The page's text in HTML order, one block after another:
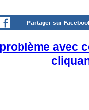
Partager sur
avec